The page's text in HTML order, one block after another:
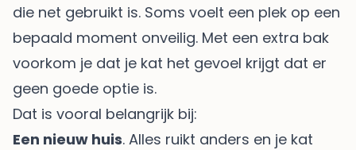
die net gebruikt is. Soms voelt een plek op een
bepaald moment onveilig. Met een extra bak
voorkom je dat je kat het gevoel krijgt dat er
geen goede optie is.
Dat is vooral belangrijk bij:
Een nieuw huis. Alles ruikt anders en je kat